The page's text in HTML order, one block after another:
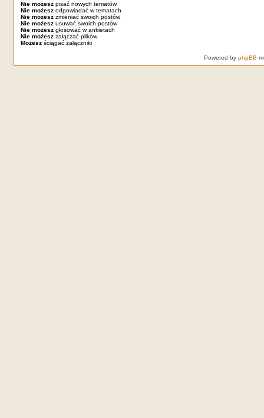
Nie możeszpisać nowych tematów
Nie możeszodpowiadać w tematach
Nie możeszzmieniać swoich postów
Nie możeszusuwać swoich postów
Nie możeszgłosować w ankietach
Nie możeszzałączać plików
Możeszściągać załączniki
Powered by phpBB